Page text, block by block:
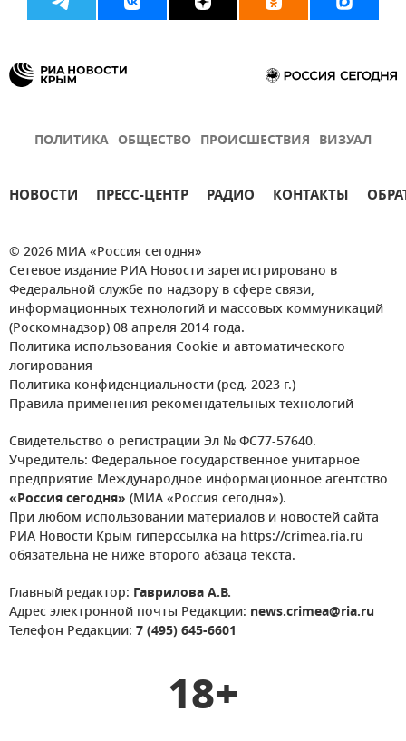
ПОЛИТИКА ОБЩЕСТВО ПРОИСШЕСТВИЯ ВИЗУАЛ
НОВОСТИ ПРЕСС-ЦЕНТР РАДИО КОНТАКТЫ
© 2026 МИА «Россия сегодня»
Сетевое издание РИА Новости зарегистрировано в
Федеральной службе по надзору в сфере связи,
информационных технологий и массовых коммуникаций
(Роскомнадзор) 08 апреля 2014 года.
Политика использования Cookie и автоматического
логирования
Политика конфиденциальности (ред. 2023 г.)
Правила применения рекомендательных технологий
Свидетельство о регистрации Эл № ФС77-57640.
Учредитель: Федеральное государственное унитарное
предприятие Международное информационное агентство
«Россия сегодня» (МИА «Россия сегодня»).
При любом использовании материалов и новостей сайта
РИА Новости Крым гиперссылка на https://crimea.ria.ru
обязательна не ниже второго абзаца текста.
Главный редактор: Гаврилова А.В.
Адрес электронной почты Редакции: news.crimea@ria.ru
Телефон Редакции: 7 (495) 645-6601
18+